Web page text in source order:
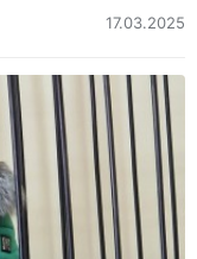
17.03.2025